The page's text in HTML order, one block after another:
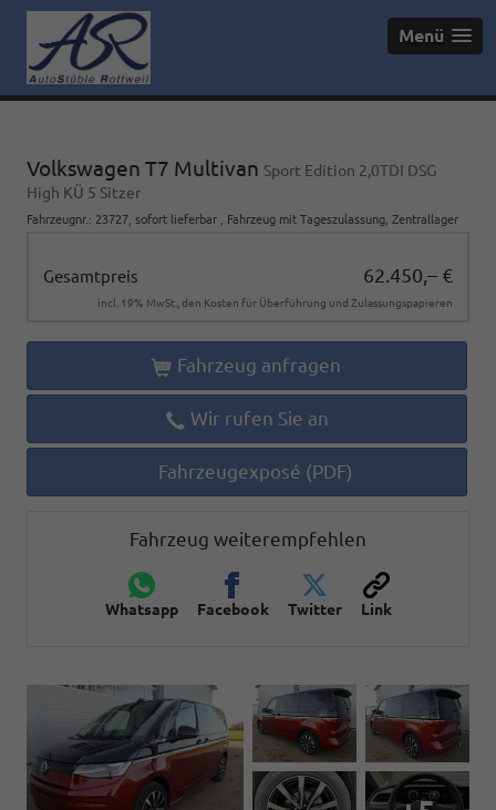
Menü
Volkswagen T7 Multivan Sport Edition 2,0TDI DSG
High KÜ 5 Sitzer
Fahrzeugnr. : 23727 sofort lieferbar Fahrzeug mit Tageszulassung , Zentrallager
Gesamtpreis 62.450,– €
incl. 19% MwSt., den Kosten für Überführung und Zulassungspapieren
Fahrzeug anfragen
Wir rufen Sie an
Fahrzeugexposé (PDF)
Fahrzeug weiterempfehlen
Whatsapp Facebook Twitter Link